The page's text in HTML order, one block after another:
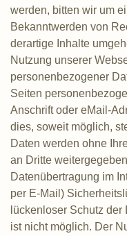
werden, bitten wir um
Bekanntwerden von
derartige Inhalte
Nutzung unserer
personenbezogener
Seiten
Anschrift oder eMail-
dies, soweit möglich,
Daten werden ohne
an Dritte
Datenübertragung im
per E-Mail)
lückenloser Schutz
ist nicht möglich. Der